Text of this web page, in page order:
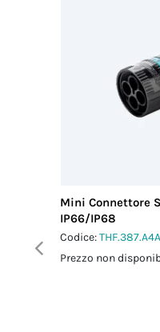
Mini Connettore
IP66/IP68
Codice:
Prezzo non